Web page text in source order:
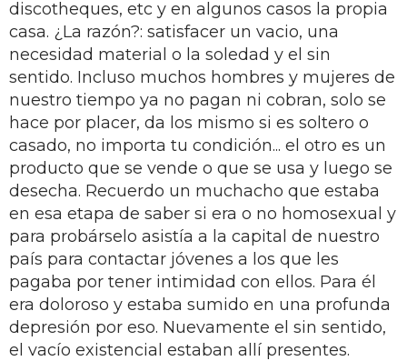
discotheques, etc y en algunos casos la propia
casa. ¿La razón?: satisfacer un vacio, una
necesidad material o la soledad y el sin
sentido. Incluso muchos hombres y mujeres de
nuestro tiempo ya no pagan ni cobran, solo se
hace por placer, da los mismo si es soltero o
casado, no importa tu condición... el otro es un
producto que se vende o que se usa y luego se
desecha. Recuerdo un muchacho que estaba
en esa etapa de saber si era o no homosexual y
para probárselo asistía a la capital de nuestro
país para contactar jóvenes a los que les
pagaba por tener intimidad con ellos. Para él
era doloroso y estaba sumido en una profunda
depresión por eso. Nuevamente el sin sentido,
el vacío existencial estaban allí presentes.